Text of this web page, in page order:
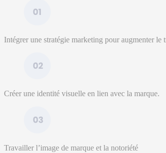
Intégrer une stratégie marketing pour augmenter le
Créer une identité visuelle en lien avec la marque.
Travailler l’image de marque et la notoriété